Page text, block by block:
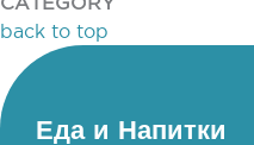
back to top
Еда и Напитки